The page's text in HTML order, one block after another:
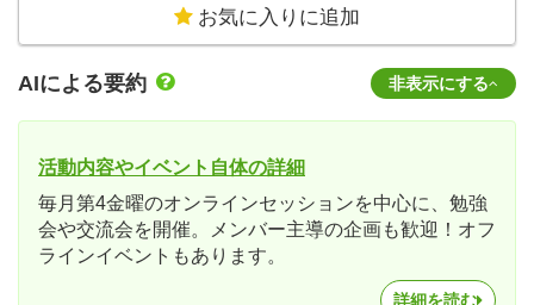
お気に入りに追加
AIによる要約 非表示にする
活動内容やイベント自体の詳細
毎月第4金曜のオンラインセッションを中心に、勉強
会や交流会を開催。メンバー主導の企画も歓迎！オフ
ラインイベントもあります。
詳細を読む